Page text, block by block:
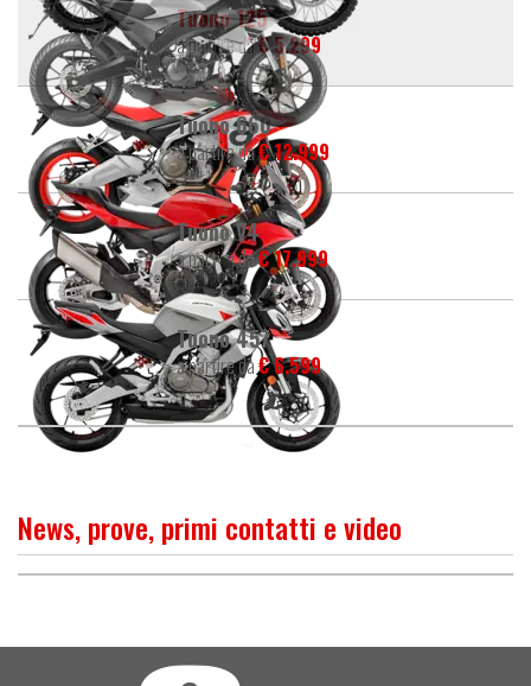
Tuono 125
a partire da€ 5.299
Tuono 660
a partire da€ 12.999
Tuono V4
a partire da€ 17.999
Tuono 457
a partire da€ 6.599
News, prove, primi contatti e video
naked in miniatura